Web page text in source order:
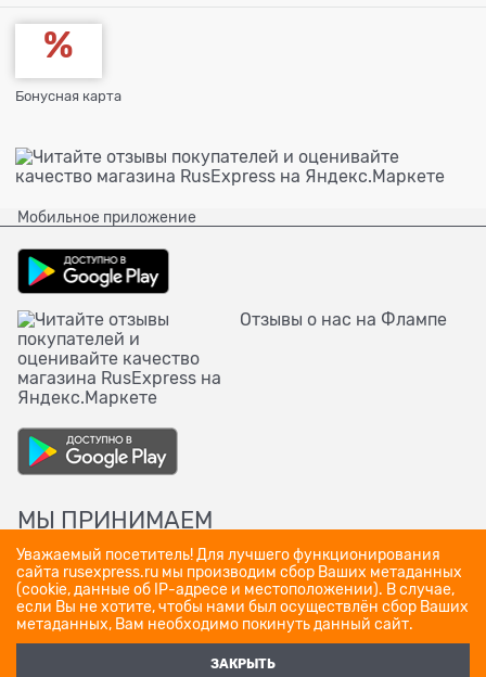
Бонусная карта
Мобильное приложение
Отзывы о нас на Флампе
МЫ ПРИНИМАЕМ
Уважаемый посетитель! Для лучшего функционирования
сайта rusexpress.ru мы производим сбор Ваших метаданных
(cookie, данные об IP-адресе и местоположении). В случае,
если Вы не хотите, чтобы нами был осуществлён сбор Ваших
метаданных, Вам необходимо покинуть данный сайт.
ЗАКРЫТЬ